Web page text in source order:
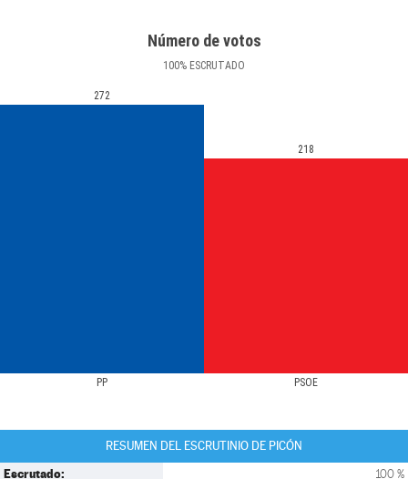
Número de votos
100% ESCRUTADO
PP PSOE
272
218
RESUMEN DEL ESCRUTINIO DE PICÓN
Escrutado: 100 %